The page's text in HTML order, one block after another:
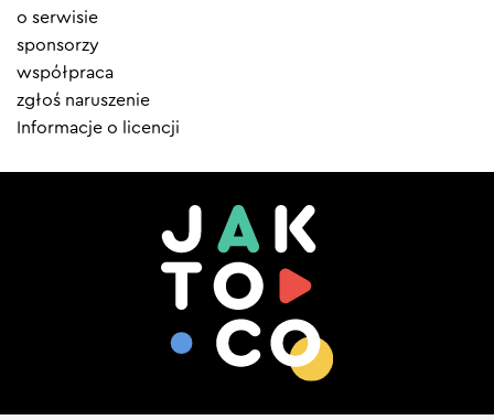
menu
o serwisie
sponsorzy
współpraca
zgłoś naruszenie
Informacje o licencji